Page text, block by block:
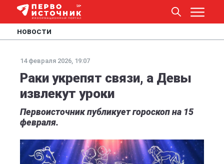
НОВОСТИ
14 февраля 2026, 19:07
Раки укрепят связи, а Девы
извлекут уроки
Первоисточник публикует гороскоп на 15
февраля.